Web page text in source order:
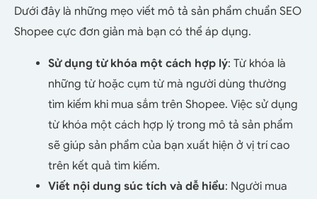
Dưới đây là những mẹo viết mô tả sản phẩm chuẩn SEO
Shopee cực đơn giản mà bạn có thể áp dụng.
Sử dụng từ khóa một cách hợp lý: Từ khóa là
những từ hoặc cụm từ mà người dùng thường
tìm kiếm khi mua sắm trên Shopee. Việc sử dụng
từ khóa một cách hợp lý trong mô tả sản phẩm
sẽ giúp sản phẩm của bạn xuất hiện ở vị trí cao
trên kết quả tìm kiếm.
Viết nội dung súc tích và dễ hiểu: Người mua